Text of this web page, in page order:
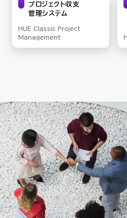
プロジェクト収支
管理システム
HUE Classic Project
Management